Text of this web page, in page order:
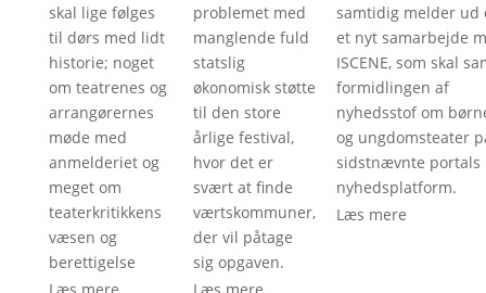
skal lige følges
til dørs med lidt
historie; noget
om teatrenes og
arrangørernes
møde med
anmelderiet og
meget om
teaterkritikkens
væsen og
berettigelse
problemet med
manglende fuld
statslig
økonomisk støtte
til den store
årlige festival,
hvor det er
svært at finde
værtskommuner,
der vil påtage
sig opgaven.
samtidig melder ud
et nyt samarbejde
ISCENE, som skal
formidlingen af
nyhedsstof om
og ungdomsteater
sidstnævnte portals
nyhedsplatform.
Læs mere